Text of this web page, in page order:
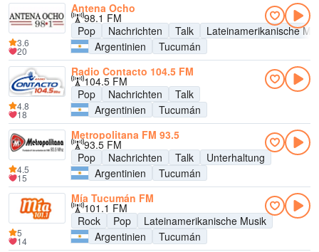
Antena Ocho
98.1 FM
Pop
Nachrichten Talk
Lateinamerikanische
Argentinien
Tucumán
3.6
20
Radio Contacto 104.5 FM
104.5 FM
Pop
Nachrichten
Talk
Argentinien
Tucumán
4.8
18
Metropolitana FM 93.5
93.5 FM
Pop
Nachrichten Talk
Unterhaltung
Argentinien
Tucumán
4.5
15
Mía Tucumán FM
101.1 FM
Rock
Pop
Lateinamerikanische Musik
Argentinien
Tucumán
5
14